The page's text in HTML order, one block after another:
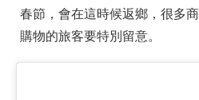
春節，會在這時候返鄉，很多
購物的旅客要特別留意。